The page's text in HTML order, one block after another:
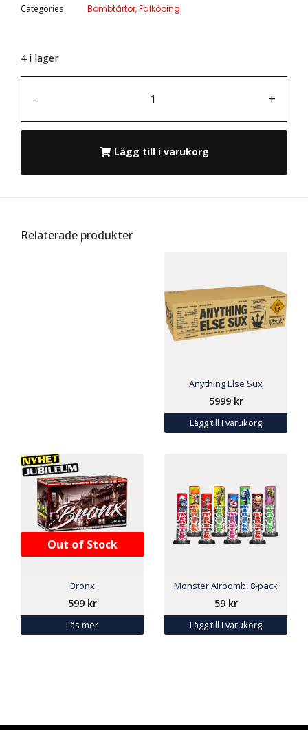
Categories
Bombtårtor,Falköping
4 i lager
- +
Lägg till i varukorg
Relaterade produkter
Anything Else Sux
5999 kr
Lägg till i varukorg
Out of Stock
Bronx
599 kr
Läs mer
Monster Airbomb, 8-pack
59 kr
Lägg till i varukorg